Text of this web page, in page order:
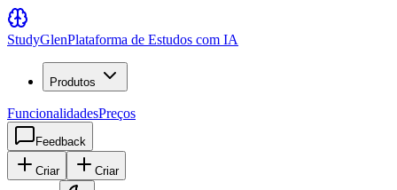
StudyGlenPlataforma de Estudos com IA
Produtos
FuncionalidadesPreços
Feedback
Criar Criar